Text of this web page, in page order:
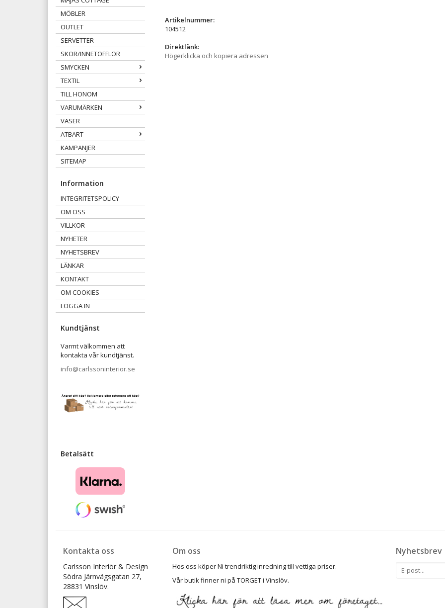
MÖBLER
OUTLET
SERVETTER
SKOR/INNETOFFLOR
SMYCKEN
TEXTIL
TILL HONOM
VARUMÄRKEN
VASER
ÄTBART
KAMPANJER
SITEMAP
Information
INTEGRITETSPOLICY
OM OSS
VILLKOR
NYHETER
NYHETSBREV
LÄNKAR
KONTAKT
OM COOKIES
LOGGA IN
Kundtjänst
Varmt välkommen att
kontakta vår kundtjänst.
info@carlssoninterior.se
Betalsätt
Artikelnummer:
104512
Direktlänk:
Högerklicka och kopiera adressen
Kontakta oss
Carlsson Interiör & Design
Södra Järnvägsgatan 27,
28831 Vinslöv.
Nyhetsbrev
Om oss
Hos oss köper Ni trendriktig inredning till vettiga priser.
Vår butik finner ni på TORGET i Vinslöv.